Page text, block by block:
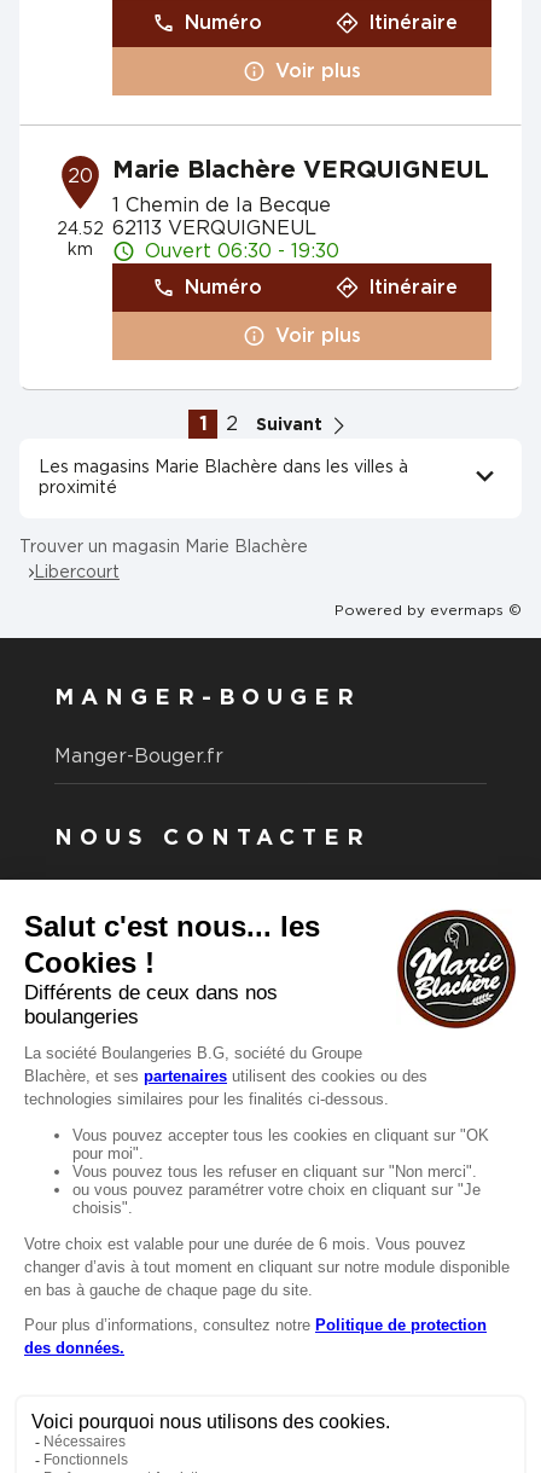
Numéro
Itinéraire
Voir plus
20
24.52
km
Marie Blachère VERQUIGNEUL
1 Chemin de la Becque
62113 VERQUIGNEUL
Ouvert 06:30 - 19:30
Numéro
Itinéraire
Voir plus
1 2 Suivant
Les magasins Marie Blachère dans les villes à
proximité
Trouver un magasin Marie Blachère
Libercourt
Powered by evermaps ©
MANGER-BOUGER
Manger-Bouger.fr
NOUS CONTACTER
Vous souhaitez nous contacter ?
Consultez notre FAQ.
FAQ
Recrutement
MENTIONS
Mentions légales
Protection des données
LignÉthique
Caractéristiques environnementales des